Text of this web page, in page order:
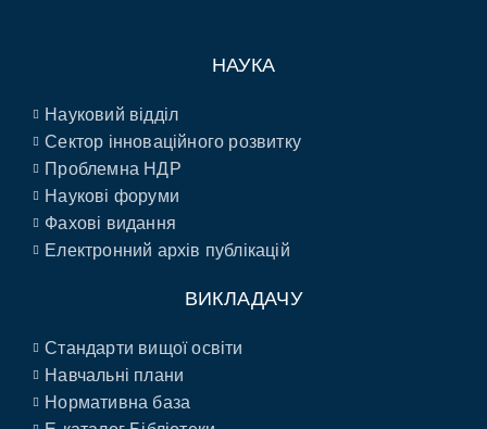
НАУКА
Науковий відділ
Сектор інноваційного розвитку
Проблемна НДР
Наукові форуми
Фахові видання
Електронний архів публікацій
ВИКЛАДАЧУ
Стандарти вищої освіти
Навчальні плани
Нормативна база